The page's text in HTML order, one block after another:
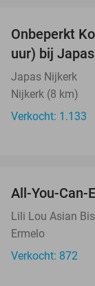
Onbeperkt
uur) bij
Japas Nijkerk
Nijkerk (8 km)
Verkocht: 1.133
All-You-Can-
Lili Lou Asian
Ermelo
Verkocht: 872